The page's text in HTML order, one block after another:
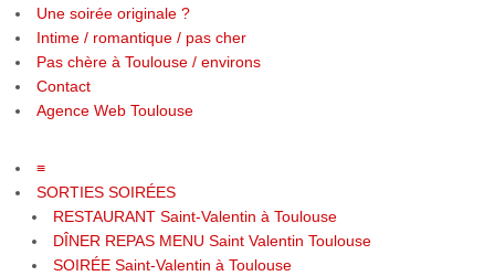
Une soirée originale ?
Intime / romantique / pas cher
Pas chère à Toulouse / environs
Contact
Agence Web Toulouse
≡
SORTIES SOIRÉES
RESTAURANT Saint-Valentin à Toulouse
DÎNER REPAS MENU Saint Valentin Toulouse
SOIRÉE Saint-Valentin à Toulouse